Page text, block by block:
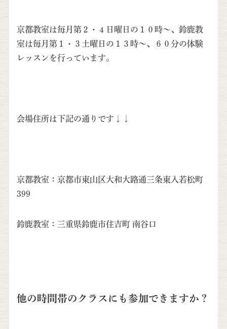
京都教室は毎月第２・４日曜日の１０時〜、鈴鹿教
室は毎月第１・３土曜日の１３時〜、６０分の体験
レッスンを行っています。
会場住所は下記の通りです↓↓
京都教室：京都市東山区大和大路通三条東入若松町
399
鈴鹿教室：三重県鈴鹿市住吉町 南谷口
他の時間帯のクラスにも参加できますか？